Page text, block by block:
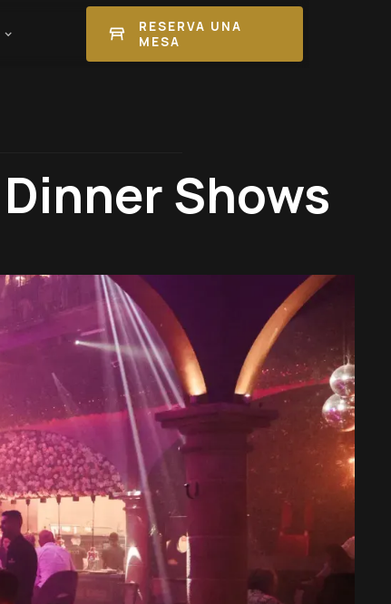
RESERVA UNA
MESA
Shows